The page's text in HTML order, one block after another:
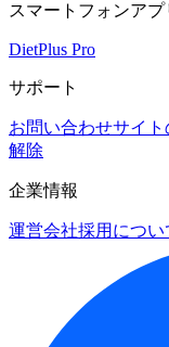
スマートフォンアプ
DietPlus Pro
サポート
お問い合わせサイト
解除
企業情報
運営会社採用につい